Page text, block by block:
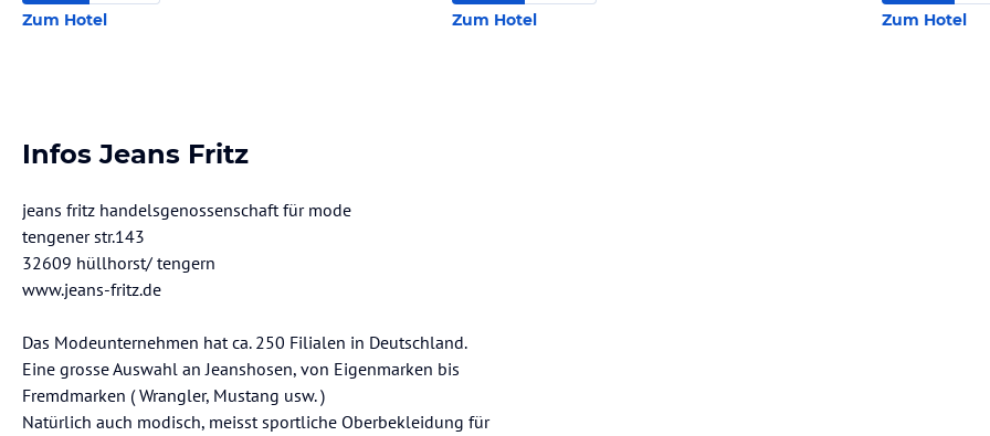
Zum Hotel Zum Hotel Zum Hotel
Infos Jeans Fritz
jeans fritz handelsgenossenschaft für mode
tengener str.143
32609 hüllhorst/ tengern
www.jeans-fritz.de
Das Modeunternehmen hat ca. 250 Filialen in Deutschland.
Eine grosse Auswahl an Jeanshosen, von Eigenmarken bis
Fremdmarken ( Wrangler, Mustang usw. )
Natürlich auch modisch, meisst sportliche Oberbekleidung für